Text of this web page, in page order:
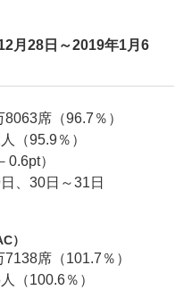
月28日～2019年1月6
8063席（96.7％）
（95.9％）
0.6pt）
、30日～31日
）
7138席（101.7％）
（100.6％）